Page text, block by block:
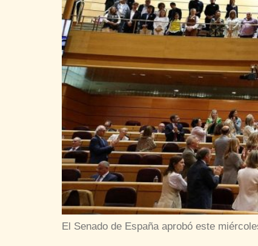
El Senado de España aprobó este